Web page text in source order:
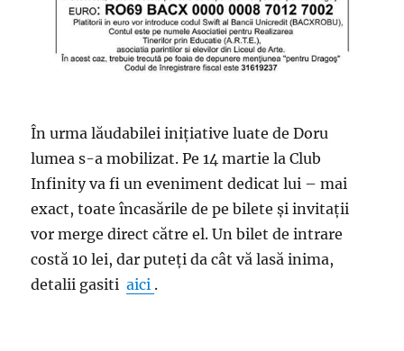
În urma lăudabilei inițiative luate de Doru
lumea s-a mobilizat. Pe 14 martie la Club
Infinity va fi un eveniment dedicat lui – mai
exact, toate încasările de pe bilete și invitații
vor merge direct către el. Un bilet de intrare
costă 10 lei, dar puteți da cât vă lasă inima,
detalii gasitiaici .